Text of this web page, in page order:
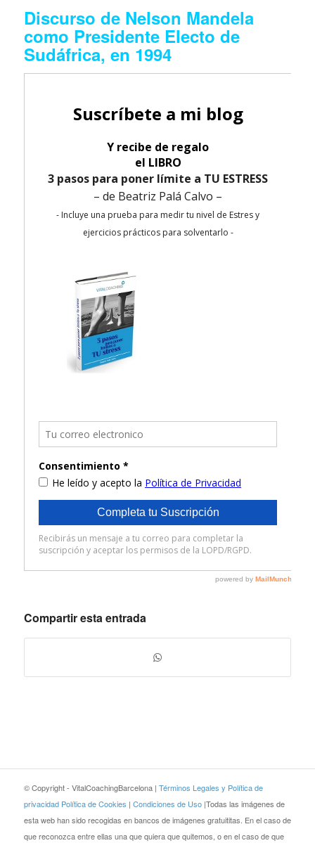
Discurso de Nelson Mandela
como Presidente Electo de
Sudáfrica, en 1994
Compartir esta entrada
© Copyright - VitalCoachingBarcelona | Términos Legales y Política de
privacidad Política de Cookies | Condiciones de Uso |Todas las imágenes de
esta web han sido recogidas en bancos de imágenes gratuititas. En el caso de
que reconozca entre ellas una que quiera que quitemos, o en el caso de que